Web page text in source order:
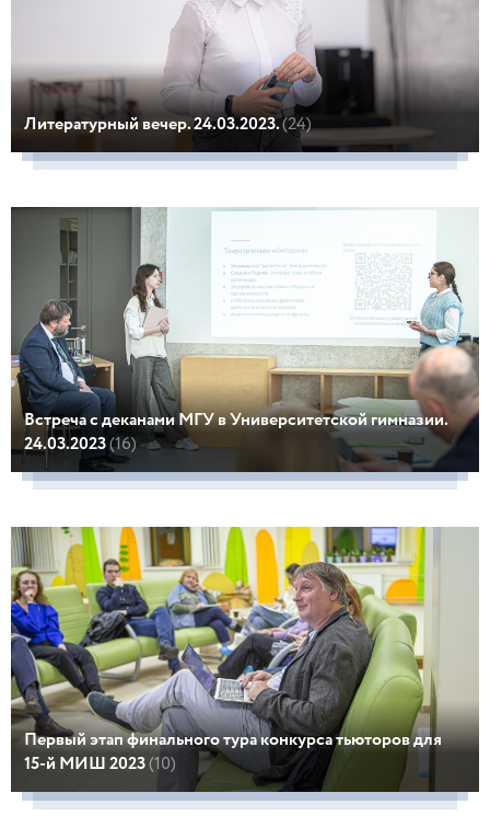
Литературный вечер. 24.03.2023.(24)
Встреча с деканами МГУ в Университетской гимназии.
24.03.2023(16)
Первый этап финального тура конкурса тьюторов для
15-й МИШ 2023(10)